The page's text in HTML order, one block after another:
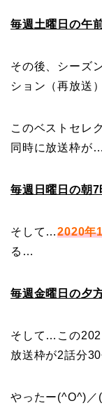
毎週土曜日の午
その後、シーズ
ション（再放送
このベストセレ
同時に放送枠が…
毎週日曜日の朝7
そして…2020年
る…
毎週金曜日の夕
そして…この202
放送枠が2話分
やったー(^O^)